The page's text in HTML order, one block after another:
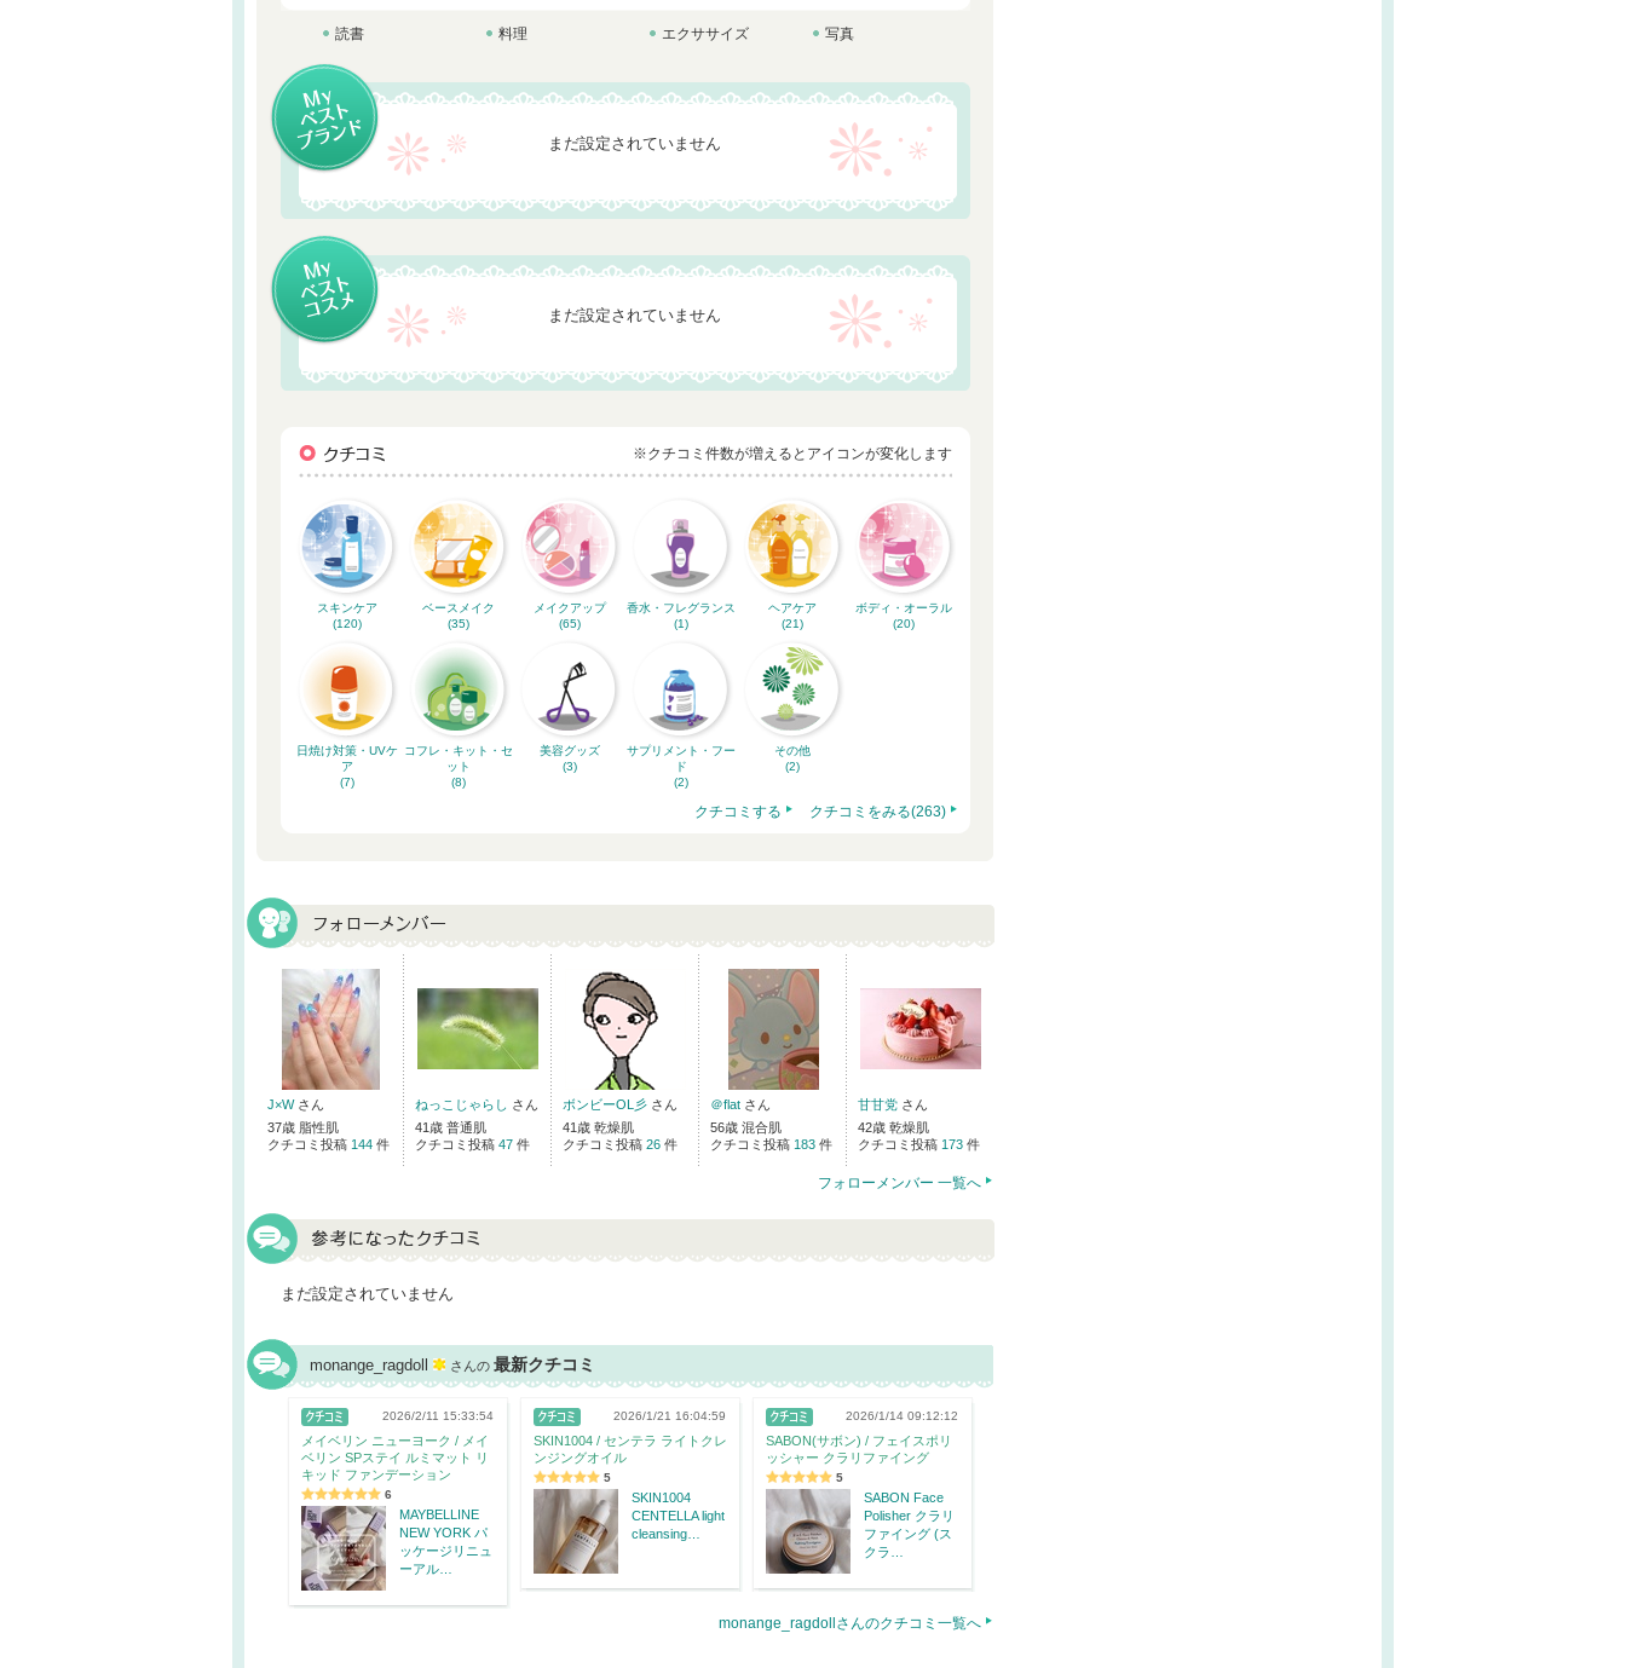
読書 料理 エクササイズ 写真
まだ設定されていません
まだ設定されていません
※クチコミ件数が増えるとアイコンが変化します
スキンケア
(120)
ベースメイク
(35)
メイクアップ
(65)
香水・フレグランス
(1)
ヘアケア
(21)
ボディ・オーラル
(20)
日焼け対策・UVケ
ア
(7)
コフレ・キット・セ
ット
(8)
美容グッズ
(3)
サプリメント・フー
ド
(2)
その他
(2)
クチコミする クチコミをみる(263)
J×W さん
37歳 脂性肌
クチコミ投稿 144 件
ねっこじゃらし さん
41歳 普通肌
クチコミ投稿 47 件
ボンビーOL彡 さん
41歳 乾燥肌
クチコミ投稿 26 件
＠flat さん
56歳 混合肌
クチコミ投稿 183 件
甘甘党 さん
42歳 乾燥肌
クチコミ投稿 173 件
フォローメンバー 一覧へ
まだ設定されていません
monange_ragdoll さんの 最新クチコミ
2026/2/11 15:33:54
メイベリン ニューヨーク / メイ
ベリン SPステイ ルミマット リ
キッド ファンデーション
6
MAYBELLINE
NEW YORK パ
ッケージリニュ
ーアル…
2026/1/21 16:04:59
SKIN1004 / センテラ ライトクレ
ンジングオイル
5
SKIN1004
CENTELLA light
cleansing…
2026/1/14 09:12:12
SABON(サボン) / フェイスポリ
ッシャー クラリファイング
5
SABON Face
Polisher クラリ
ファイング (ス
クラ…
monange_ragdollさんのクチコミ一覧へ